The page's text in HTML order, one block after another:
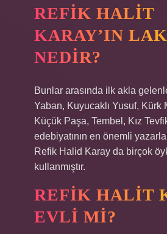
REFIK HALIT
KARAY’IN
NEDIR?
Bunlar arasında ilk akla
Yaban, Kuyucaklı Yusuf, Kürk
Küçük Paşa, Tembel, Kız
edebiyatının en önemli
Refik Halid Karay da birçok
kullanmıştır.
REFIK HALIT
EVLI MI?